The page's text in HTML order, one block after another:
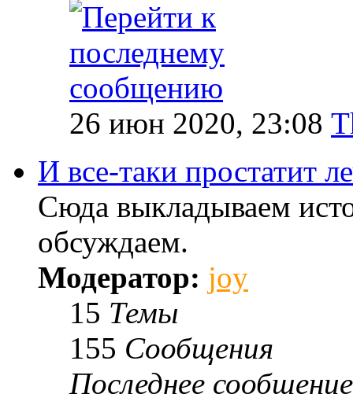
26 июн 2020, 23:08
И все-таки простатит
Сюда выкладываем
обсуждаем.
Модератор: joy
15 Темы
155 Сообщения
Последнее сообщение